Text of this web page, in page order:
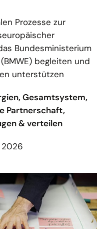
Prozesse zur
Bundesministerium
begleiten und
unterstützen
Gesamtsystem,
Partnerschaft,
& verteilen
2026